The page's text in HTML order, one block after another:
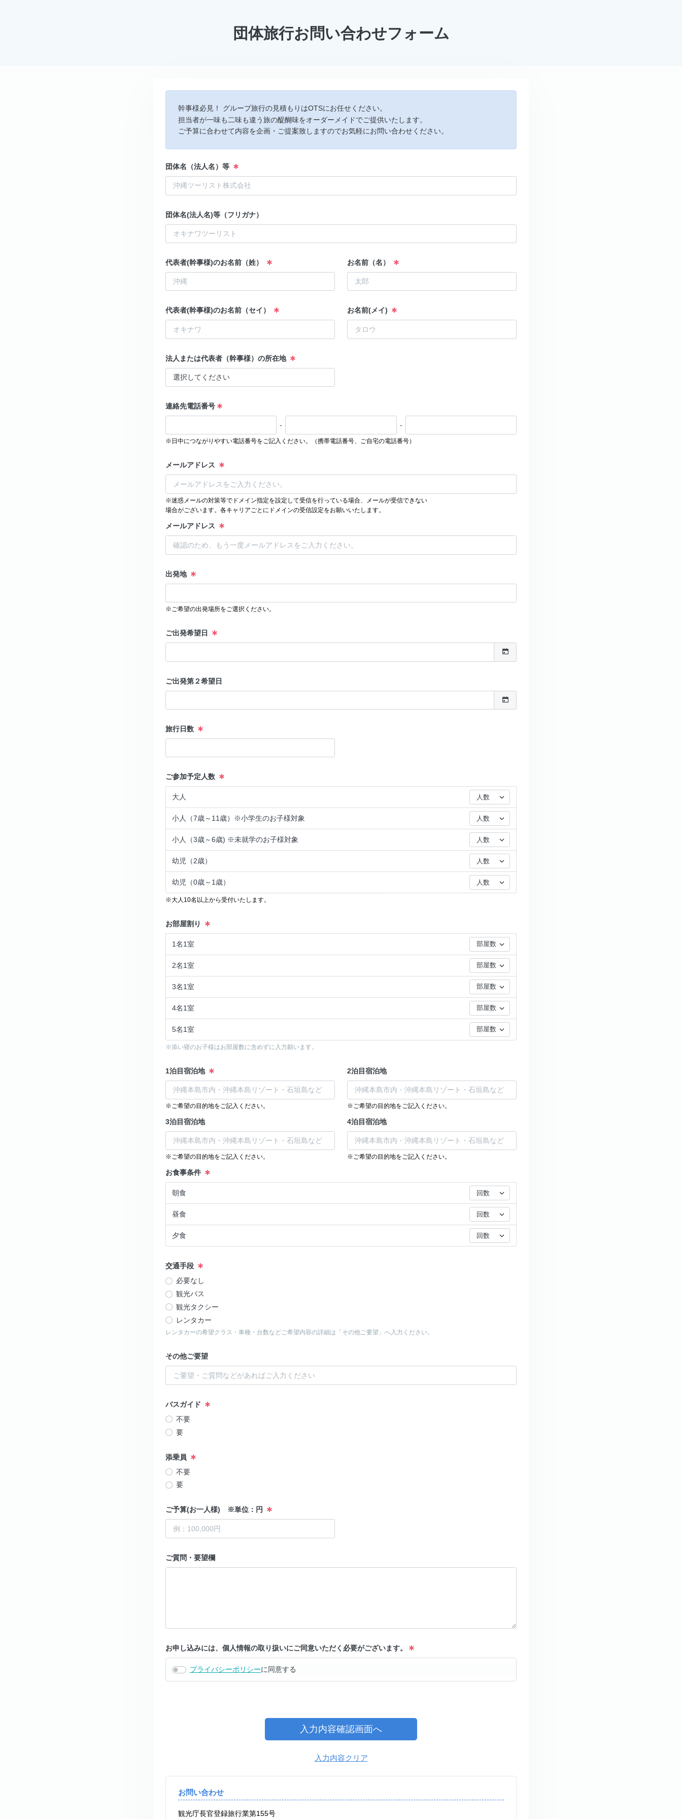
団体旅行お問い合わせフォーム
幹事様必見！ グループ旅行の見積もりはOTSにお任せください。
担当者が一味も二味も違う旅の醍醐味をオーダーメイドでご提供いたします。
ご予算に合わせて内容を企画・ご提案致しますのでお気軽にお問い合わせください。
団体名（法人名）等
団体名(法人名)等（フリガナ）
代表者(幹事様)のお名前（姓） お名前（名）
代表者(幹事様)のお名前（セイ） お名前(メイ)
法人または代表者（幹事様）の所在地
連絡先電話番号
- -
※日中につながりやすい電話番号をご記入ください。（携帯電話番号、ご自宅の電話番号）
メールアドレス
※迷惑メールの対策等でドメイン指定を設定して受信を行っている場合、メールが受信できない
場合がございます。各キャリアごとにドメインの受信設定をお願いいたします。
メールアドレス
出発地
※ご希望の出発場所をご選択ください。
ご出発希望日
ご出発第２希望日
旅行日数
ご参加予定人数
大人
小人（7歳～11歳）※小学生のお子様対象
小人（3歳～6歳) ※未就学のお子様対象
幼児（2歳）
幼児（0歳～1歳）
※大人10名以上から受付いたします。
お部屋割り
1名1室
2名1室
3名1室
4名1室
5名1室
※添い寝のお子様はお部屋数に含めずに入力願います。
1泊目宿泊地
※ご希望の目的地をご記入ください。
2泊目宿泊地
※ご希望の目的地をご記入ください。
3泊目宿泊地
※ご希望の目的地をご記入ください。
4泊目宿泊地
※ご希望の目的地をご記入ください。
お食事条件
朝食
昼食
夕食
交通手段
必要なし
観光バス
観光タクシー
レンタカー
レンタカーの希望クラス・車種・台数などご希望内容の詳細は「その他ご要望」へ入力ください。
その他ご要望
バスガイド
不要
要
添乗員
不要
要
ご予算(お一人様) ※単位：円
ご質問・要望欄
お申し込みには、個人情報の取り扱いにご同意いただく必要がございます。
プライバシーポリシーに同意する
入力内容確認画面へ
入力内容クリア
お問い合わせ
観光庁長官登録旅行業第155号